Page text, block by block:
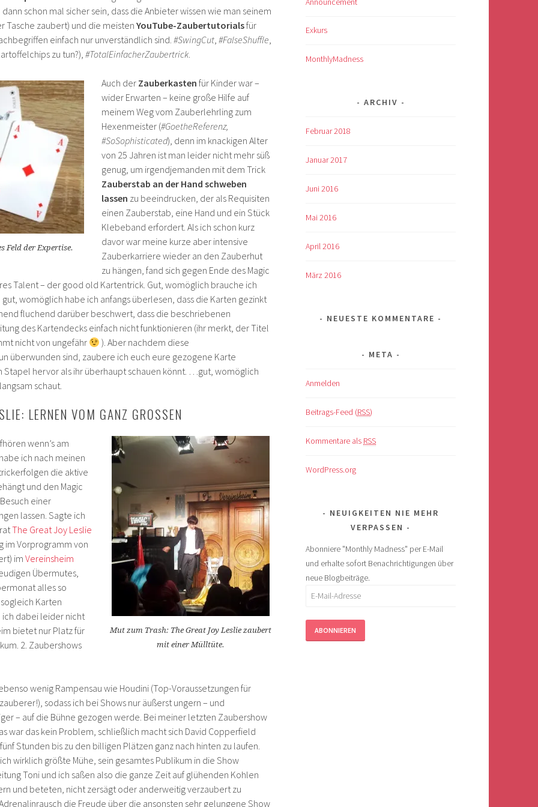
schon mal sicher sein, dass die Anbieter wissen wie man seinem
Tasche zaubert) und die meisten YouTube-Zaubertutorialsfür
einfach nur unverständlich sind. #SwingCut, #FalseShuffle,
zu tun?), #TotalEinfacherZaubertrick.
Feld der Expertise.
Auch der Zauberkasten für Kinder war –
wider Erwarten – keine große Hilfe auf
meinem Weg vom Zauberlehrling zum
Hexenmeister (#GoetheReferenz,
#SoSophisticated), denn im knackigen Alter
von 25 Jahren ist man leider nicht mehr süß
genug, um irgendjemanden mit dem Trick
Zauberstab an der Hand schweben
lassen zu beeindrucken, der als Requisiten
einen Zauberstab, eine Hand und ein Stück
Klebeband erfordert. Als ich schon kurz
davor war meine kurze aber intensive
Zauberkarriere wieder an den Zauberhut
zu hängen, fand sich gegen Ende des Magic
Talent – der good old Kartentrick. Gut, womöglich brauche ich
womöglich habe ich anfangs überlesen, dass die Karten gezinkt
fluchend darüber beschwert, dass die beschriebenen
des Kartendecks einfach nicht funktionieren (ihr merkt, der Titel
nicht von ungefähr
). Aber nachdem diese
überwunden sind, zaubere ich euch eure gezogene Karte
Stapel hervor als ihr überhaupt schauen könnt. …gut, womöglich
schaut.
LERNEN VOM GANZ GROSSEN
Mut zum Trash: The Great Joy Leslie zaubert
mit einer Mülltüte.
wenn’s am
ich nach meinen
die aktive
und den Magic
einer
lassen. Sagte ich
The Great Joy Leslie
im Vorprogramm von
im Vereinsheim
Übermutes,
alles so
Karten
dabei leider nicht
bietet nur Platz für
2. Zaubershows
wenig Rampensau wie Houdini (Top-Voraussetzungen für
sodass ich bei Shows nur äußerst ungern – und
– auf die Bühne gezogen werde. Bei meiner letzten Zaubershow
war das kein Problem, schließlich macht sich David Copperfield
Stunden bis zu den billigen Plätzen ganz nach hinten zu laufen.
wirklich größte Mühe, sein gesamtes Publikum in die Show
Toni und ich saßen also die ganze Zeit auf glühenden Kohlen
und beteten, nicht zersägt oder anderweitig verzaubert zu
die Freude über die ansonsten sehr gelungene Show
Exkurs
MonthlyMadness
ARCHIV
Februar 2018
Januar 2017
Juni 2016
Mai 2016
April 2016
März 2016
NEUESTE KOMMENTARE
META
Anmelden
Beitrags-Feed (RSS)
Kommentare als RSS
WordPress.org
NEUIGKEITEN NIE MEHR
VERPASSEN
Abonniere "Monthly Madness" per E-Mail
und erhalte sofort Benachrichtigungen über
neue Blogbeiträge.
E-
Adresse